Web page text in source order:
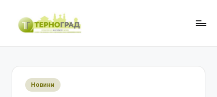
Перейти
Опубліковано
Новини